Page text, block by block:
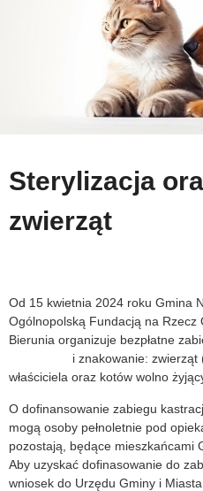
Sterylizacja
zwierząt
Od 15 kwietnia 2024 roku Gmina
Ogólnopolską Fundacją na Rzecz
Bierunia organizuje bezpłatne
i znakowanie: zwierząt
właściciela oraz kotów wolno
O dofinansowanie zabiegu
mogą osoby pełnoletnie pod
pozostają, będące mieszkańcami
Aby uzyskać dofinasowanie do
wniosek do Urzędu Gminy i